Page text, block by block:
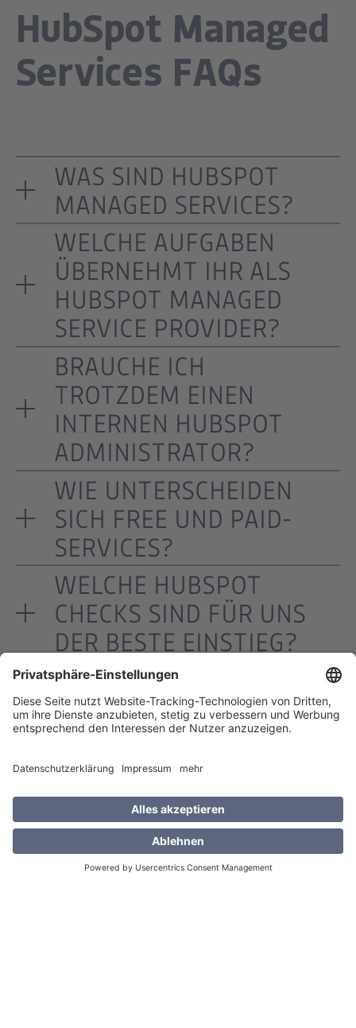
HubSpot Managed
Services FAQs
WAS SIND HUBSPOT
MANAGED SERVICES?
WELCHE AUFGABEN
ÜBERNEHMT IHR ALS
HUBSPOT MANAGED
SERVICE PROVIDER?
BRAUCHE ICH
TROTZDEM EINEN
INTERNEN HUBSPOT
ADMINISTRATOR?
WIE UNTERSCHEIDEN
SICH FREE UND PAID-
SERVICES?
WELCHE HUBSPOT
CHECKS SIND FÜR UNS
DER BESTE EINSTIEG?
WIE LÄUFT EIN
HUBSPOT AUDIT AB?
WIE LANGE LÄUFT EIN
MANAGED SERVICE
VERTRAG IN DER
REGEL?
KÖNNEN WIR NACH